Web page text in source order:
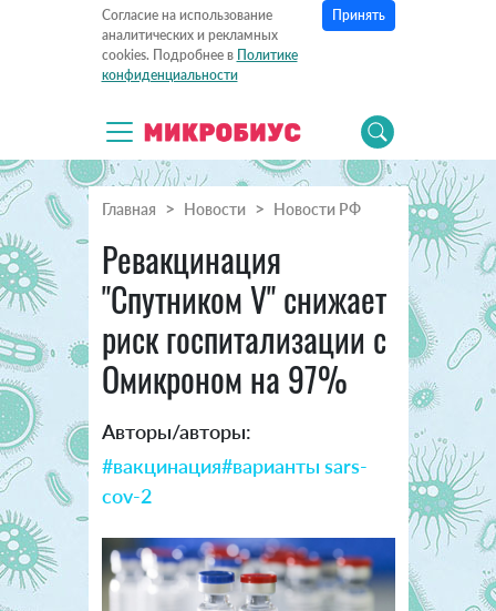
Согласие на использование
аналитических и рекламных
cookies. Подробнее в Политике
конфиденциальности
Принять
Главная Новости Новости РФ
Ревакцинация
"Спутником V" снижает
риск госпитализации с
Омикроном на 97%
Авторы/авторы:
#вакцинация#варианты sars-
cov-2